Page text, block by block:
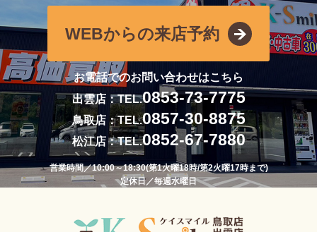
WEBからの来店予約
お電話でのお問い合わせはこちら
出雲店：TEL.0853-73-7775
鳥取店：TEL.0857-30-8875
松江店：TEL.0852-67-7880
営業時間／10:00～18:30(第1火曜18時/第2火曜17時まで)
定休日／毎週水曜日